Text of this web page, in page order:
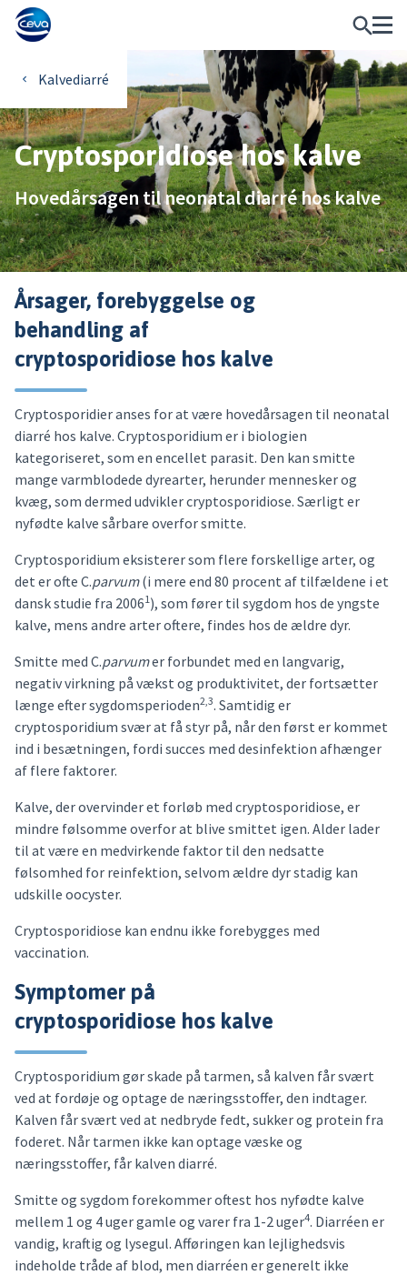
Kalvediarré
Cryptosporidiose hos kalve
Hovedårsagen til neonatal diarré hos kalve
Årsager, forebyggelse og
behandling af
cryptosporidiose hos kalve
Cryptosporidier anses for at være hovedårsagen til neonatal
diarré hos kalve. Cryptosporidium er i biologien
kategoriseret, som en encellet parasit. Den kan smitte
mange varmblodede dyrearter, herunder mennesker og
kvæg, som dermed udvikler cryptosporidiose. Særligt er
nyfødte kalve sårbare overfor smitte.
Cryptosporidium eksisterer som flere forskellige arter, og
det er ofte C.parvum(i mere end 80 procent af tilfældene i et
dansk studie fra 20061), som fører til sygdom hos de yngste
kalve, mens andre arter oftere, findes hos de ældre dyr.
Smitte med C.parvumer forbundet med en langvarig,
negativ virkning på vækst og produktivitet, der fortsætter
længe efter sygdomsperioden2,3. Samtidig er
cryptosporidium svær at få styr på, når den først er kommet
ind i besætningen, fordi succes med desinfektion afhænger
af flere faktorer.
Kalve, der overvinder et forløb med cryptosporidiose, er
mindre følsomme overfor at blive smittet igen. Alder lader
til at være en medvirkende faktor til den nedsatte
følsomhed for reinfektion, selvom ældre dyr stadig kan
udskille oocyster.
Cryptosporidiose kan endnu ikke forebygges med
vaccination.
Symptomer på
cryptosporidiose hos kalve
Cryptosporidium gør skade på tarmen, så kalven får svært
ved at fordøje og optage de næringsstoffer, den indtager.
Kalven får svært ved at nedbryde fedt, sukker og protein fra
foderet. Når tarmen ikke kan optage væske og
næringsstoffer, får kalven diarré.
Smitte og sygdom forekommer oftest hos nyfødte kalve
mellem 1 og 4 uger gamle og varer fra 1-2 uger4. Diarréen er
vandig, kraftig og lysegul. Afføringen kan lejlighedsvis
indeholde tråde af blod, men diarréen er generelt ikke